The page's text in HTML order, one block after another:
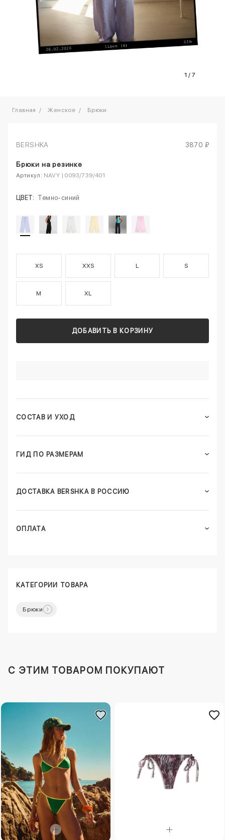
1 / 7
Главная Женское Брюки
BERSHKA 3870 ₽
Брюки на резинке
Артикул: NAVY | 0093/739/401
ЦВЕТ: Темно-синий
XS XXS L S
M XL
ДОБАВИТЬ В КОРЗИНУ
СОСТАВ И УХОД
ГИД ПО РАЗМЕРАМ
ДОСТАВКА BERSHKA В РОССИЮ
ОПЛАТА
КАТЕГОРИИ ТОВАРА
Брюки
C ЭТИМ ТОВАРОМ ПОКУПАЮТ